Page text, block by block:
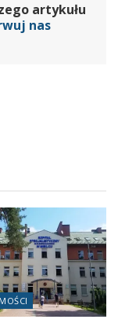
artykułu
nas